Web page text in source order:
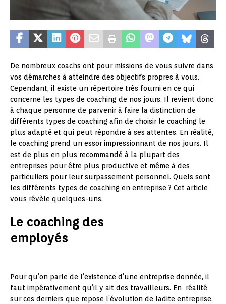
De nombreux coachs ont pour missions de vous suivre dans
vos démarches à atteindre des objectifs propres à vous.
Cependant, il existe un répertoire très fourni en ce qui
concerne les types de coaching de nos jours. Il revient donc
à chaque personne de parvenir à faire la distinction de
différents types de coaching afin de choisir le coaching le
plus adapté et qui peut répondre à ses attentes. En réalité,
le coaching prend un essor impressionnant de nos jours. Il
est de plus en plus recommandé à la plupart des
entreprises pour être plus productive et même à des
particuliers pour leur surpassement personnel. Quels sont
les différents types de coaching en entreprise ? Cet article
vous révèle quelques-uns.
Le coaching des
employés
Pour qu’on parle de l’existence d’une entreprise donnée, il
faut impérativement qu’il y ait des travailleurs. En réalité
sur ces derniers que repose l’évolution de ladite entreprise.